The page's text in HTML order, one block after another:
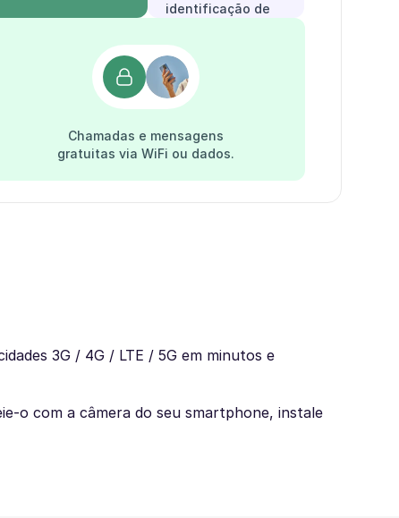
identificação de
Chamadas e mensagens
gratuitas via WiFi ou dados.
3G / 4G / LTE / 5G em minutos e
o com a câmera do seu smartphone, instale